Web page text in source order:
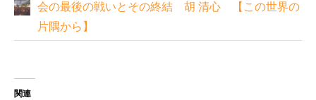
会の最後の戦いとその終結 胡 清心 【この世界の
片隅から】
関連